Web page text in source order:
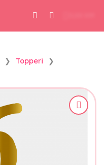
Topperi